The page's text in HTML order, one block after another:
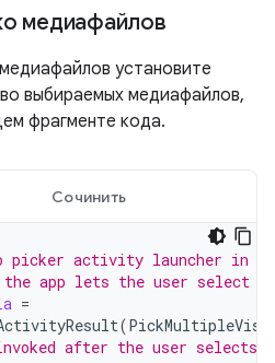
медиафайлов
установите
выбираемых медиафайлов,
фрагменте кода.
Сочинить
picker activity launcher in
app lets the user select
=
(
after the user selects